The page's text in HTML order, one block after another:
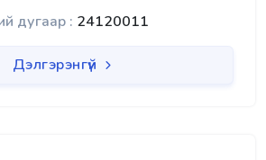
дугаар : 24120011
Дэлгэрэнгүй